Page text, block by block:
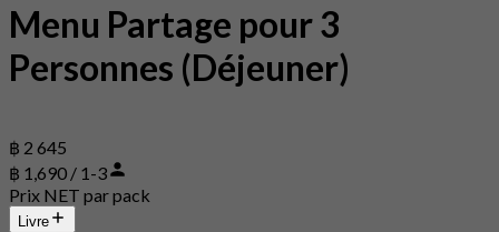
Menu Partage pour 3
Personnes (Déjeuner)
฿ 2 645
฿ 1,690 / 1-3
Prix NET par pack
Livre